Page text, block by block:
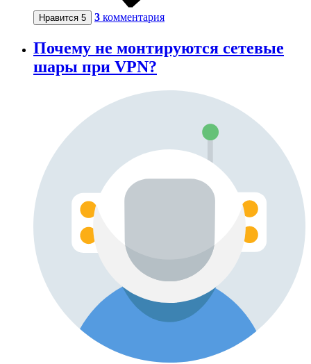
Нравится 5 3 комментария
Почему не монтируются сетевые
шары при VPN?